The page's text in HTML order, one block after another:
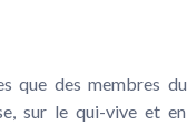
que des membres du
sur le qui-vive et en